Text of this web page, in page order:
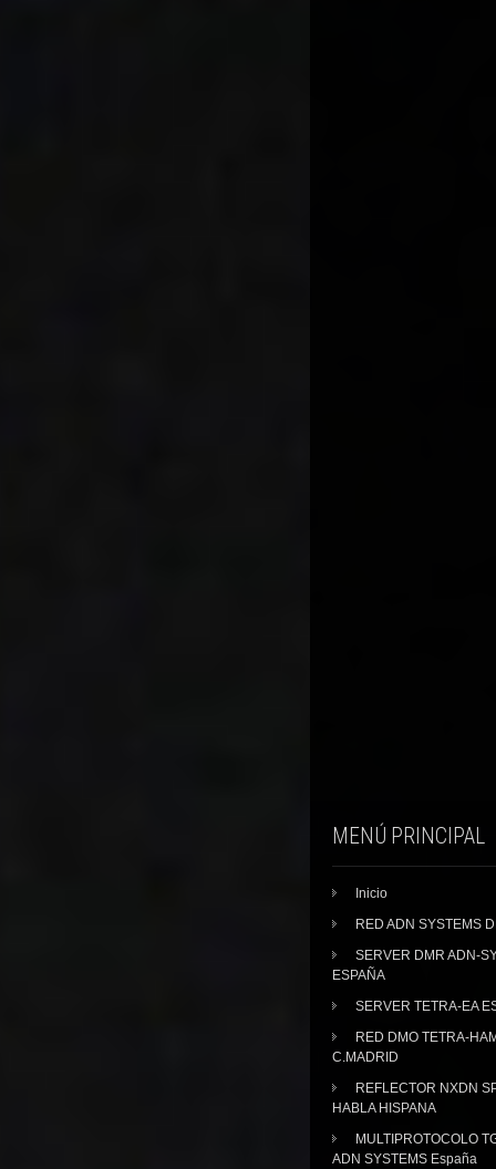
MENÚ PRINCIPAL
Inicio
RED ADN SYSTEMS
SERVER DMR ADN-
ESPAÑA
SERVER TETRA-EA
RED DMO TETRA-
C.MADRID
REFLECTOR NXDN
HABLA HISPANA
MULTIPROTOCOLO
ADN SYSTEMS España